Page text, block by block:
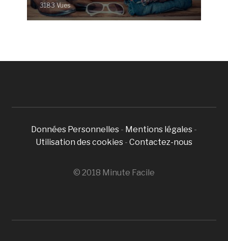
3183 Vues
Données Personnelles - Mentions légales -
Utilisation des cookies - Contactez-nous
© 2018 Minute Facile